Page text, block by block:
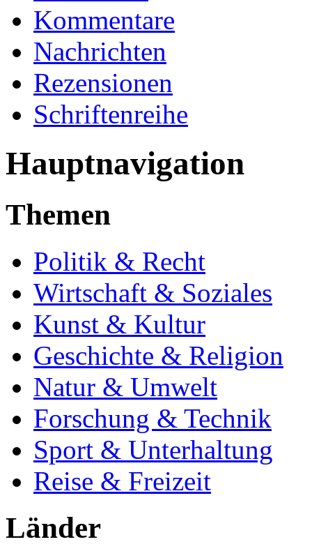
Kommentare
Nachrichten
Rezensionen
Schriftenreihe
Hauptnavigation
Themen
Politik & Recht
Wirtschaft & Soziales
Kunst & Kultur
Geschichte & Religion
Natur & Umwelt
Forschung & Technik
Sport & Unterhaltung
Reise & Freizeit
Länder